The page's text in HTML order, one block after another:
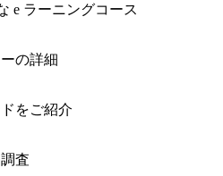
e ラーニングコース
の詳細
をご紹介
査